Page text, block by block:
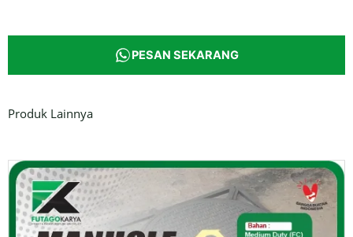
PESAN SEKARANG
Produk Lainnya